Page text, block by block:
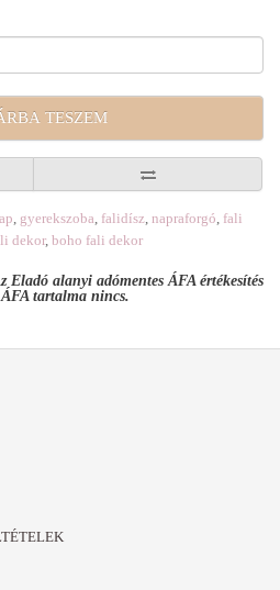
TESZEM
, gyerekszoba, falidísz, napraforgó, fali
dekor, boho fali dekor
Eladó alanyi adómentes ÁFA értékesítés
tartalma nincs.